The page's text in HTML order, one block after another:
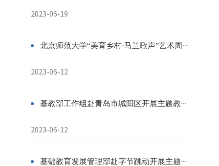
2023-06-19
北京师范大学“美育乡村·马兰歌声”艺术周系列活动在阜平县成功举办
2023-06-12
基教部工作组赴青岛市城阳区开展主题教育专项调研
2023-06-12
基础教育发展管理部赴字节跳动开展主题教育调研